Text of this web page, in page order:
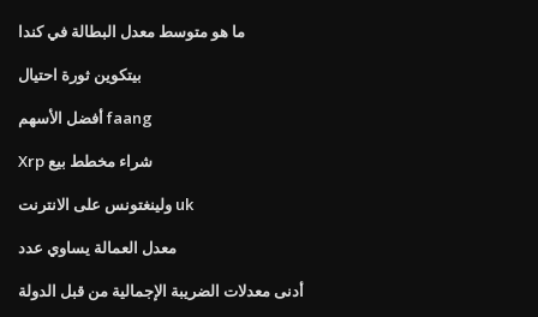
ما هو متوسط ​​معدل البطالة في كندا
بيتكوين ثورة احتيال
أفضل الأسهم faang
Xrp شراء مخطط بيع
ولينغتونس على الانترنت uk
معدل العمالة يساوي عدد
أدنى معدلات الضريبة الإجمالية من قبل الدولة